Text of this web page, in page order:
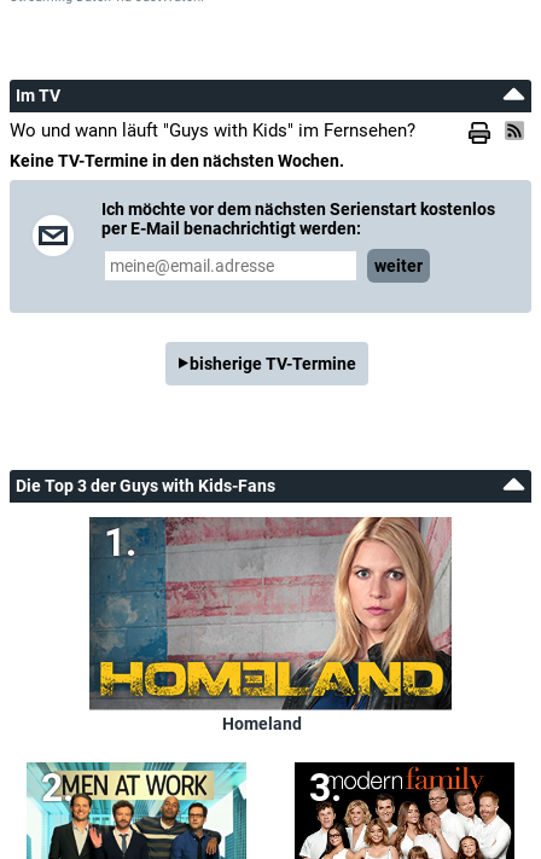
Im TV
Wo und wann läuft "Guys with Kids" im Fernsehen?
Keine TV-Termine in den nächsten Wochen.
Ich möchte vor dem nächsten Serienstart kostenlos
per E-Mail benachrichtigt werden:
weiter
bisherige TV-Termine
Die Top 3 der Guys with Kids-Fans
Homeland